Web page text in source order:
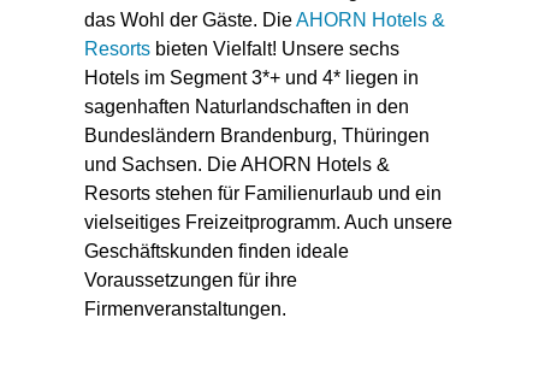
das Wohl der Gäste. DieAHORN Hotels &
Resorts bieten Vielfalt! Unsere sechs
Hotels im Segment 3*+ und 4* liegen in
sagenhaften Naturlandschaften in den
Bundesländern Brandenburg, Thüringen
und Sachsen. Die AHORN Hotels &
Resorts stehen für Familienurlaub und ein
vielseitiges Freizeitprogramm. Auch unsere
Geschäftskunden finden ideale
Voraussetzungen für ihre
Firmenveranstaltungen.